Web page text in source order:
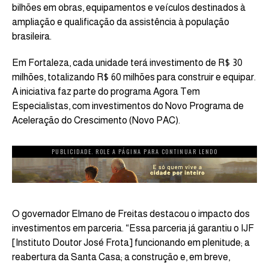
bilhões em obras, equipamentos e veículos destinados à
ampliação e qualificação da assistência à população
brasileira.
Em Fortaleza, cada unidade terá investimento de R$ 30
milhões, totalizando R$ 60 milhões para construir e equipar.
A iniciativa faz parte do programa Agora Tem
Especialistas, com investimentos do Novo Programa de
Aceleração do Crescimento (Novo PAC).
PUBLICIDADE. ROLE A PÁGINA PARA CONTINUAR LENDO
O governador Elmano de Freitas destacou o impacto dos
investimentos em parceria. “Essa parceria já garantiu o IJF
[Instituto Doutor José Frota] funcionando em plenitude; a
reabertura da Santa Casa; a construção e, em breve,